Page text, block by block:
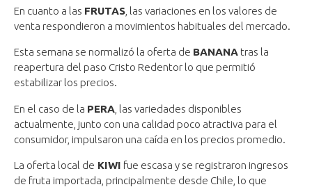
En cuanto a las FRUTAS , las variaciones en los valores de
venta respondieron a movimientos habituales del mercado.
Esta semana se normalizó la oferta de BANANA tras la
reapertura del paso Cristo Redentor lo que permitió
estabilizar los precios.
En el caso de la PERA , las variedades disponibles
actualmente, junto con una calidad poco atractiva para el
consumidor, impulsaron una caída en los precios promedio.
La oferta local de KIWI fue escasa y se registraron ingresos
de fruta importada, principalmente desde Chile, lo que